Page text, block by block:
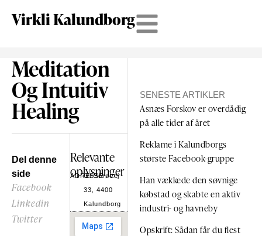
Virkli Kalundborg
Meditation
Og Intuitiv
Healing
Del denne
side
Facebook
Linkedin
Twitter
Relevante
oplysninger
ADRESSE
Gl Sorøvej
33, 4400
Kalundborg
SENESTE ARTIKLER
Asnæs Forskov er overdådig
på alle tider af året
Reklame i Kalundborgs
største Facebook-gruppe
Han vækkede den søvnige
købstad og skabte en aktiv
industri- og havneby
Opskrift: Sådan får du flest